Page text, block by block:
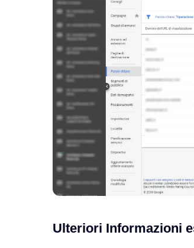
Ulteriori Informazioni